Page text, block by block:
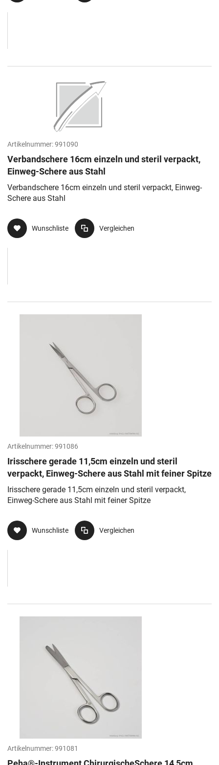
Artikelnummer:991090
Verbandschere 16cm einzeln und steril verpackt,
Einweg-Schere aus Stahl
Verbandschere 16cm einzeln und steril verpackt, Einweg-
Schere aus Stahl
Wunschliste Vergleichen
Artikelnummer:991086
Irisschere gerade 11,5cm einzeln und steril
verpackt, Einweg-Schere aus Stahl mit feiner Spitze
Irisschere gerade 11,5cm einzeln und steril verpackt,
Einweg-Schere aus Stahl mit feiner Spitze
Wunschliste Vergleichen
Artikelnummer:991081